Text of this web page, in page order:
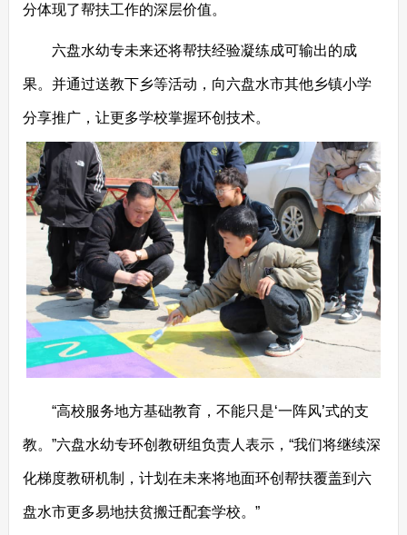
分体现了帮扶工作的深层价值。
六盘水幼专未来还将帮扶经验凝练成可输出的成
果。并通过送教下乡等活动，向六盘水市其他乡镇小学
分享推广，让更多学校掌握环创技术。
“高校服务地方基础教育，不能只是‘一阵风’式的支
教。”六盘水幼专环创教研组负责人表示，“我们将继续深
化梯度教研机制，计划在未来将地面环创帮扶覆盖到六
盘水市更多易地扶贫搬迁配套学校。”